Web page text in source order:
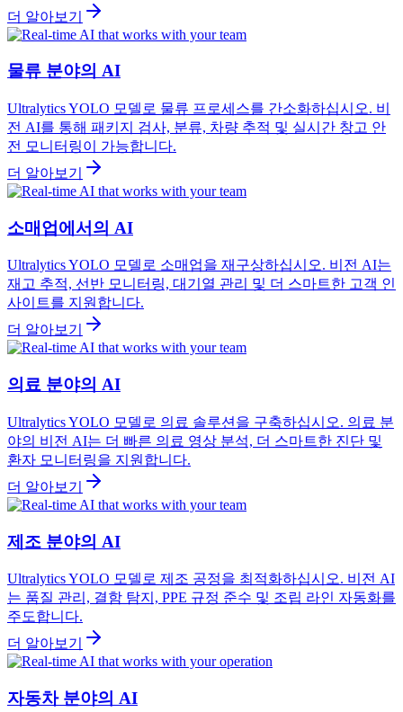
더 알아보기
물류 분야의 AI
Ultralytics YOLO 모델로 물류 프로세스를 간소화하십시오. 비
전 AI를 통해 패키지 검사, 분류, 차량 추적 및 실시간 창고 안
전 모니터링이 가능합니다.
더 알아보기
소매업에서의 AI
Ultralytics YOLO 모델로 소매업을 재구상하십시오. 비전 AI는
재고 추적, 선반 모니터링, 대기열 관리 및 더 스마트한 고객 인
사이트를 지원합니다.
더 알아보기
의료 분야의 AI
Ultralytics YOLO 모델로 의료 솔루션을 구축하십시오. 의료 분
야의 비전 AI는 더 빠른 의료 영상 분석, 더 스마트한 진단 및
환자 모니터링을 지원합니다.
더 알아보기
제조 분야의 AI
Ultralytics YOLO 모델로 제조 공정을 최적화하십시오. 비전 AI
는 품질 관리, 결함 탐지, PPE 규정 준수 및 조립 라인 자동화를
주도합니다.
더 알아보기
자동차 분야의 AI